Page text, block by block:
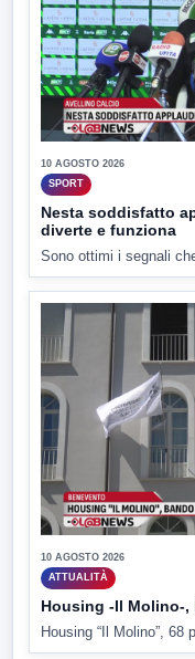
10 AGOSTO 2026
SPORT
Nesta soddisfatto
diverte e funziona
Sono ottimi i segnali
10 AGOSTO 2026
ATTUALITÀ
Housing -Il Molino-
Housing “Il Molino”, 68